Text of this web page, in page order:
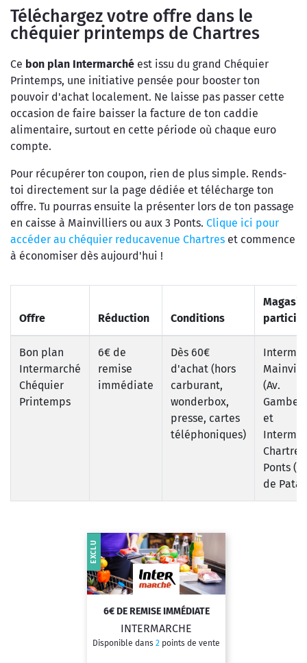
Téléchargez votre offre dans le
chéquier printemps de Chartres
Ce bon plan Intermarché est issu du grand Chéquier
Printemps, une initiative pensée pour booster ton
pouvoir d'achat localement. Ne laisse pas passer cette
occasion de faire baisser la facture de ton caddie
alimentaire, surtout en cette période où chaque euro
compte.
Pour récupérer ton coupon, rien de plus simple. Rends-
toi directement sur la page dédiée et télécharge ton
offre. Tu pourras ensuite la présenter lors de ton passage
en caisse à Mainvilliers ou aux 3 Ponts. Clique ici pour
accéder au chéquier reducavenue Chartres et commence
à économiser dès aujourd'hui !
Offre Réduction Conditions
Bon plan
Intermarché
Chéquier
Printemps
6€ de
remise
immédiate
Dès 60€
d'achat (hors
carburant,
wonderbox,
presse, cartes
téléphoniques)
(Av.
et
Chartres
Ponts
de
6€ DE REMISE IMMÉDIATE
INTERMARCHE
Disponible dans 2 points de vente
EXCLU